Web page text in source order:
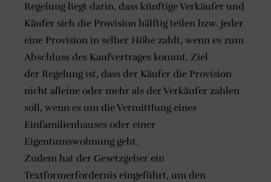
Regelung liegt darin, dass künftige Verkäufer und
Käufer sich die Provision hälftig teilen bzw. jeder
eine Provision in selber Höhe zahlt, wenn es zum
Abschluss des Kaufvertrages kommt. Ziel
der Regelung ist, dass der Käufer die Provision
nicht alleine oder mehr als der Verkäufer zahlen
soll, wenn es um die Vermittlung eines
Einfamilienhauses oder einer
Eigentumswohnung geht.
Zudem hat der Gesetzgeber ein
Textformerfordernis eingeführt, um den